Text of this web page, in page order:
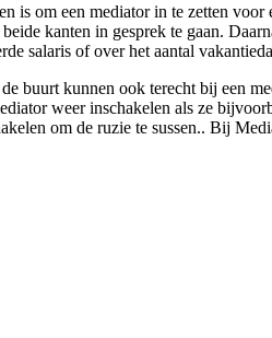
is om een mediator in te zetten
kanten in gesprek te gaan.
salaris of over het aantal
buurt kunnen ook terecht bij een
weer inschakelen als ze
om de ruzie te sussen.. Bij